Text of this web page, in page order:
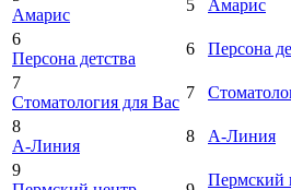
Амарис
5 Амарис
6
Персона детства
6 Персона
7
Стоматология для Вас
7
8
А-Линия
8 А-Линия
9
Пермский